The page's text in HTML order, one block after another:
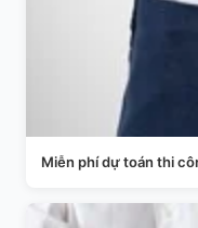
Miễn phí dự toán thi